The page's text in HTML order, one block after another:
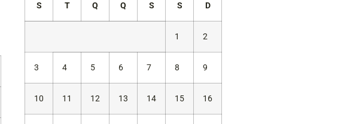
S T Q Q S S D
1 2
3 4 5 6 7 8 9
10 11 12 13 14 15 16